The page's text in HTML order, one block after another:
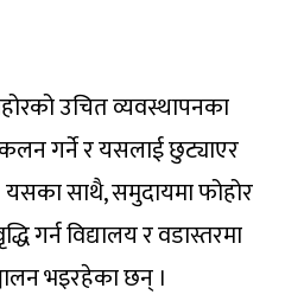
उचित व्यवस्थापनका
गर्ने र यसलाई छुट्याएर
यसका साथै, समुदायमा फोहोर
गर्न विद्यालय र वडास्तरमा
भइरहेका छन् ।